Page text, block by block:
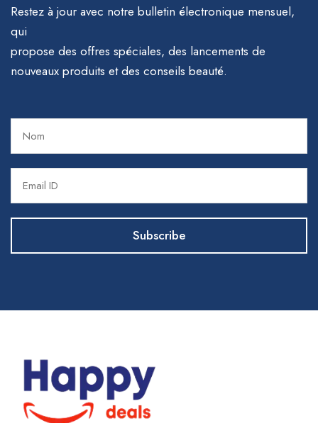
Restez à jour avec notre bulletin électronique mensuel,
qui
propose des offres spéciales, des lancements de
nouveaux produits et des conseils beauté.